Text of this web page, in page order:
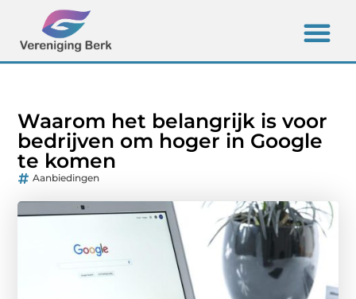
Waarom het belangrijk is voor
bedrijven om hoger in Google
te komen
Aanbiedingen